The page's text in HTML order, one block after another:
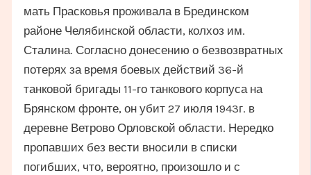
мать Прасковья проживала в Брединском
районе Челябинской области, колхоз им.
Сталина. Согласно донесению о безвозвратных
потерях за время боевых действий 36-й
танковой бригады 11-го танкового корпуса на
Брянском фронте, он убит 27 июля 1943г. в
деревне Ветрово Орловской области. Нередко
пропавших без вести вносили в списки
погибших, что, вероятно, произошло и с